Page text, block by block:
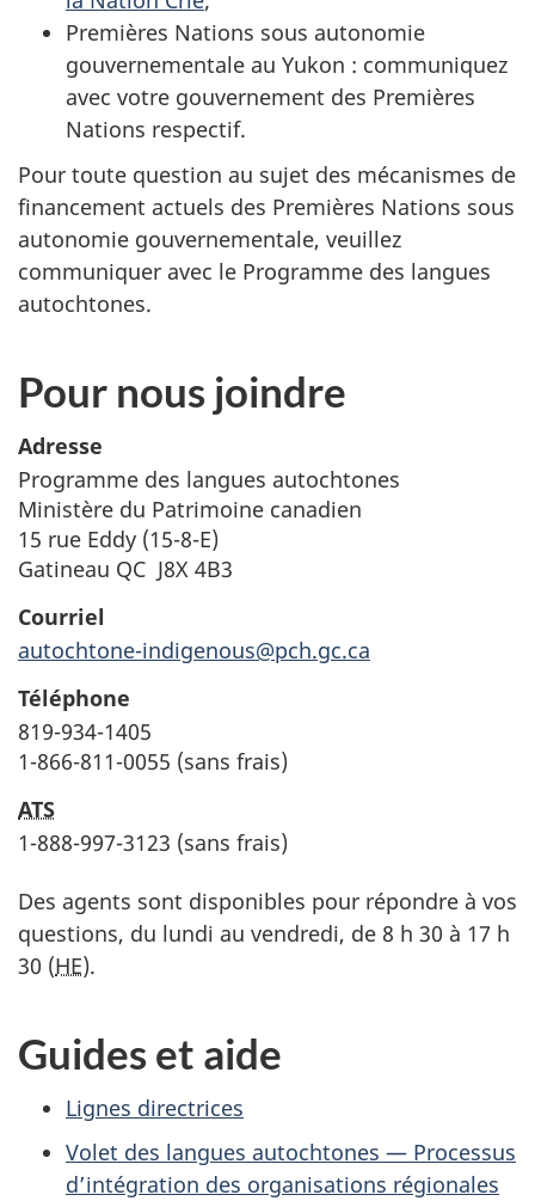
Premières Nations sous autonomie
gouvernementale au Yukon : communiquez
avec votre gouvernement des Premières
Nations respectif.
Pour toute question au sujet des mécanismes de
financement actuels des Premières Nations sous
autonomie gouvernementale, veuillez
communiquer avec le Programme des langues
autochtones.
Pour nous joindre
Adresse
Programme des langues autochtones
Ministère du Patrimoine canadien
15 rue Eddy (15-8-E)
Gatineau QC J8X 4B3
Courriel
autochtone-indigenous@pch.gc.ca
Téléphone
819-934-1405
1-866-811-0055 (sans frais)
ATS
1-888-997-3123 (sans frais)
Des agents sont disponibles pour répondre à vos
questions, du lundi au vendredi, de 8 h 30 à 17 h
30 (HE).
Guides et aide
Lignes directrices
Volet des langues autochtones — Processus
d’intégration des organisations régionales